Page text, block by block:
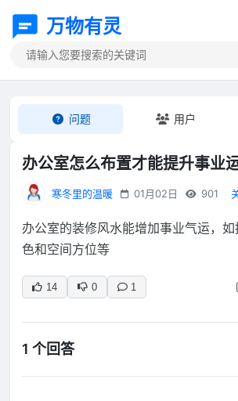
万物有灵
问题 用户
办公室怎么布置才能提升事业运
寒冬里的温暖 01月02日 901
办公室的装修风水能增加事业气运，
色和空间方位等
14 0 1
1 个回答